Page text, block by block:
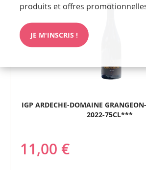
IGP ARDECHE-DOMAINE
2022-75CL***
11,00 €
produits et offres
JE M'INSCRIS !